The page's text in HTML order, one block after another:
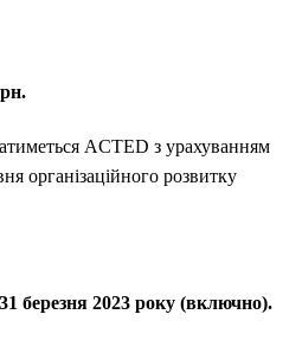
ACTED з урахуванням
організаційного розвитку
березня 2023 року (включно).